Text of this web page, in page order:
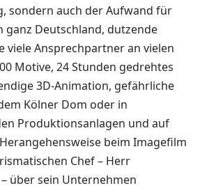
sondern auch der Aufwand für
ganz Deutschland, dutzende
viele Ansprechpartner an vielen
Motive, 24 Stunden gedrehtes
3D-Animation, gefährliche
Kölner Dom oder in
Produktionsanlagen und auf
beim Imagefilm
Chef – Herr
über sein Unternehmen